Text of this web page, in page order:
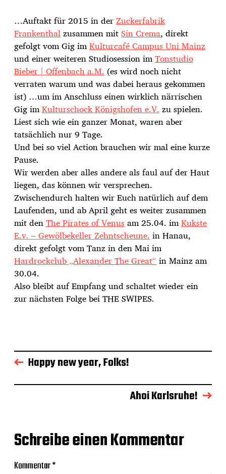
…Auftakt für 2015 in derZuckerfabrik
Frankenthalzusammen mitSin Crema, direkt
gefolgt vom Gig imKulturcafé Campus Uni Mainz
und einer weiteren Studiosession imTonstudio
Bieber | Offenbach a.M. (es wird noch nicht
verraten warum und was dabei heraus gekommen
ist) …um im Anschluss einen wirklich närrischen
Gig imKulturschock Königshofen e.V.zu spielen.
Liest sich wie ein ganzer Monat, waren aber
tatsächlich nur 9 Tage.
Und bei so viel Action brauchen wir mal eine kurze
Pause.
Wir werden aber alles andere als faul auf der Haut
liegen, das können wir versprechen.
Zwischendurch halten wir Euch natürlich auf dem
Laufenden, und ab April geht es weiter zusammen
mit denThe Pirates of Venusam 25.04. imKukste
E.v. – Gewölbekeller Zehntscheune.in Hanau,
direkt gefolgt vom Tanz in den Mai im
Hardrockclub „Alexander The Great“in Mainz am
30.04.
Also bleibt auf Empfang und schaltet wieder ein
zur nächsten Folge bei THE SWIPES.
Happy new year, Folks!
Ahoi Karlsruhe!
Schreibe einen Kommentar
Kommentar*